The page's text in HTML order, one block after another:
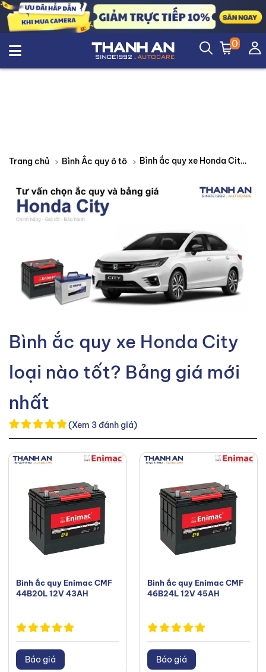
0
Trang chủ Bình Ắc quy ô tô Bình ắc quy xe Honda City loại nào tốt? Bảng giá mới nhất
Bình ắc quy xe Honda City
loại nào tốt? Bảng giá mới
nhất
(Xem 3 đánh giá)
Bình ắc quy Enimac CMF
44B20L 12V 43AH
Báo giá
Bình ắc quy Enimac CMF
46B24L 12V 45AH
Báo giá